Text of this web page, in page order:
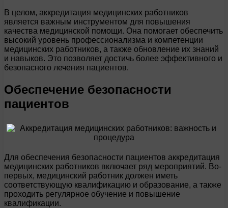
В целом, аккредитация медицинских работников
является важным инструментом для повышения
качества медицинской помощи. Она помогает обеспечить
высокий уровень профессионализма и компетенции
медицинских работников, а также обновление их знаний
и навыков. Это позволяет достичь более эффективного и
безопасного лечения пациентов.
Обеспечение безопасности
пациентов
Для обеспечения безопасности пациентов аккредитация
медицинских работников включает ряд мероприятий. Во-
первых, медицинский работник должен иметь
соответствующую квалификацию и образование, а также
проходить регулярное обучение и повышение
квалификации.